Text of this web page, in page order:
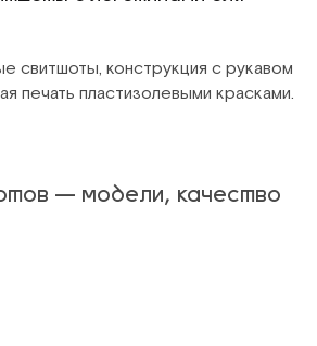
свитшоты, конструкция с рукавом
печать пластизолевыми красками.
— модели, качество